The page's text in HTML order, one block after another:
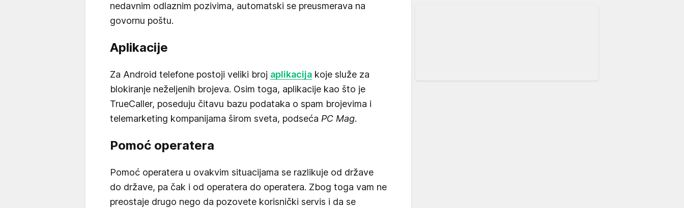
nedavnim odlaznim pozivima, automatski se preusmerava na
govornu poštu.
Aplikacije
Za Android telefone postoji veliki broj aplikacija koje služe za
blokiranje neželjenih brojeva. Osim toga, aplikacije kao što je
TrueCaller, poseduju čitavu bazu podataka o spam brojevima i
telemarketing kompanijama širom sveta, podseća PC Mag.
Pomoć operatera
Pomoć operatera u ovakvim situacijama se razlikuje od države
do države, pa čak i od operatera do operatera. Zbog toga vam ne
preostaje drugo nego da pozovete korisnički servis i da se